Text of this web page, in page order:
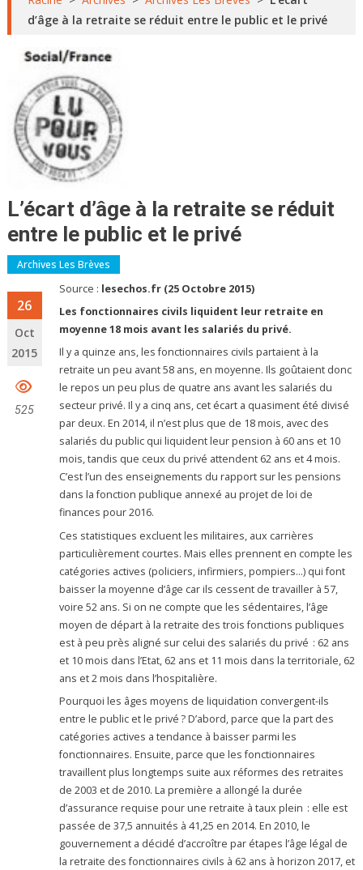
d’âge à la retraite se réduit entre le public et le privé
L’écart d’âge à la retraite se réduit
entre le public et le privé
Archives Les Brèves
26
Oct
2015
525
Source : lesechos.fr (25 Octobre 2015)
Les fonctionnaires civils liquident leur retraite en
moyenne 18 mois avant les salariés du privé.
Il y a quinze ans, les fonctionnaires civils partaient à la
retraite un peu avant 58 ans, en moyenne. Ils goûtaient donc
le repos un peu plus de quatre ans avant les salariés du
secteur privé. Il y a cinq ans, cet écart a quasiment été divisé
par deux. En 2014, il n’est plus que de 18 mois, avec des
salariés du public qui liquident leur pension à 60 ans et 10
mois, tandis que ceux du privé attendent 62 ans et 4 mois.
C’est l’un des enseignements du ­rapport sur les pensions
dans la fonction publique annexé au projet de loi de
finances pour 2016.
Ces statistiques excluent les militaires, aux carrières
particulièrement courtes. Mais elles prennent en compte les
catégories actives (policiers, infirmiers, pompiers…) qui font
baisser la moyenne d’âge car ils cessent de travailler à 57,
voire 52 ans. Si on ne compte que les sédentaires, l’âge
moyen de départ à la retraite des trois fonctions publiques
est à peu près aligné sur celui des salariés du privé : 62 ans
et 10 mois dans l’Etat, 62 ans et 11 mois dans la territoriale, 62
ans et 2 mois dans l’hospitalière.
Pourquoi les âges moyens de liquidation convergent-ils
entre le public et le privé ? D’abord, parce que la part des
catégories actives a tendance à baisser parmi les
fonctionnaires. Ensuite, parce que les fonctionnaires
travaillent plus longtemps suite aux réformes des retraites
de 2003 et de 2010. La première a allongé la durée
d’assurance requise pour une retraite à taux plein : elle est
passée de 37,5 annuités à 41,25 en 2014. En 2010, le
gouvernement a décidé d’accroître par étapes l’âge légal de
la retraite des fonctionnaires civils à 62 ans à horizon 2017, et